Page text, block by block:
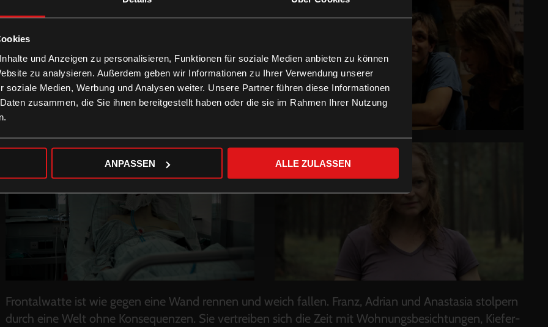
und Anzeigen zu personalisieren, Funktionen für soziale Medien anbieten zu können
zu analysieren. Außerdem geben wir Informationen zu Ihrer Verwendung unserer
soziale Medien, Werbung und Analysen weiter. Unsere Partner führen diese Informationen
zusammen, die Sie ihnen bereitgestellt haben oder die sie im Rahmen Ihrer Nutzung
ANPASSEN ALLE ZULASSEN
Frontalwatte ist wie gegen eine Wand rennen und weich fallen. Franz, Adrian und Anastasia stolpern
durch eine Welt ohne Konsequenzen. Sie vertreiben sich die Zeit mit Wohnungsbesichtungen, Kiefer-